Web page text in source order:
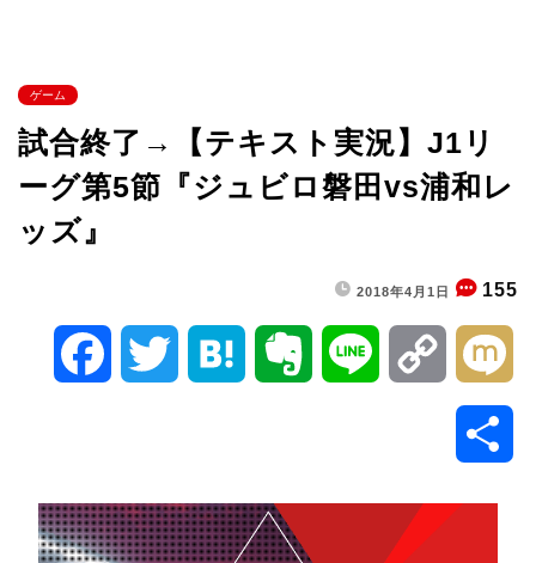
ゲーム
試合終了→【テキスト実況】J1リ
ーグ第5節『ジュビロ磐田vs浦和レ
ッズ』
2018年4月1日 155
e t e
o
y